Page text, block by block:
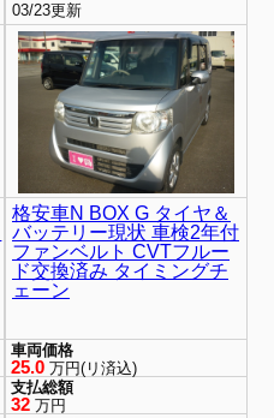
03/23更新
格安車N BOX G タイヤ＆
バッテリー現状 車検2年付
ファンベルト CVTフルー
ド交換済み タイミングチ
ェーン
車両価格
25.0万円(リ済込)
支払総額
32万円